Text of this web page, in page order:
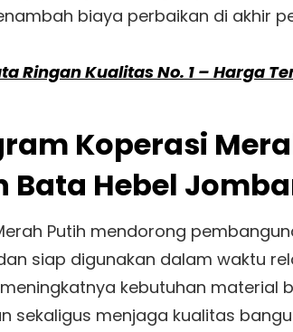
biaya perbaikan di akhir
Ringan Kualitas No. 1 – Harga
Koperasi
Bata Hebel
Putih mendorong
siap digunakan dalam waktu
kebutuhan material
sekaligus menjaga kualitas